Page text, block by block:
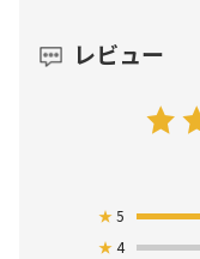
レビュー
★5
★4